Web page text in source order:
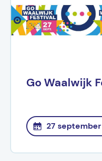
Go Waalwijk
27